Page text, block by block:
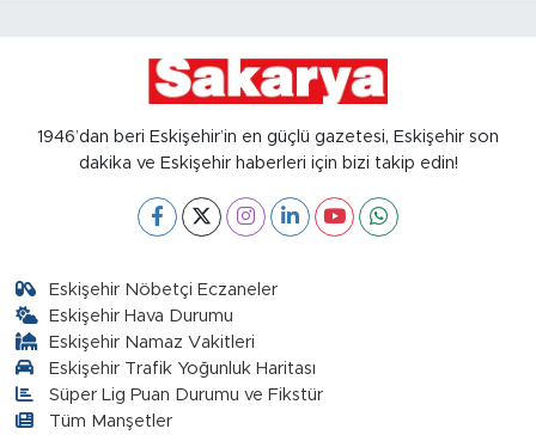
1946’dan beri Eskişehir’in en güçlü gazetesi, Eskişehir son
dakika ve Eskişehir haberleri için bizi takip edin!
Eskişehir Nöbetçi Eczaneler
Eskişehir Hava Durumu
Eskişehir Namaz Vakitleri
Eskişehir Trafik Yoğunluk Haritası
Süper Lig Puan Durumu ve Fikstür
Tüm Manşetler